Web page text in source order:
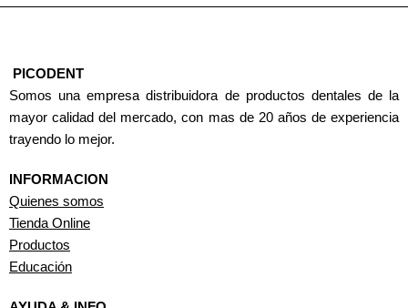
PICODENT
Somos una empresa distribuidora de productos dentales de la
mayor calidad del mercado, con mas de 20 años de experiencia
trayendo lo mejor.
INFORMACION
Quienes somos
Tienda Online
Productos
Educación